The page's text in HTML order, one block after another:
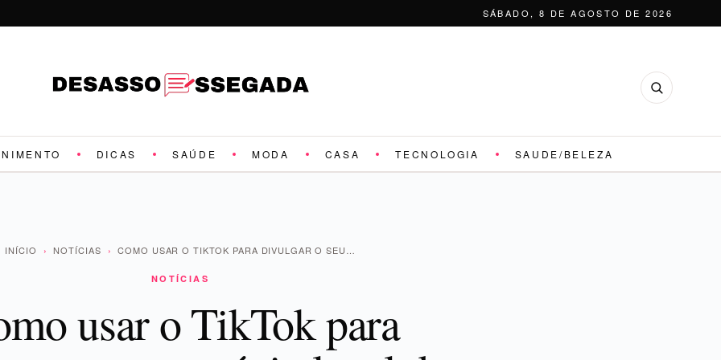
SÁBADO, 8 DE AGOSTO DE 2026
DICAS SAÚDE MODA CASA TECNOLOGIA SAUDE/BELEZA
INÍCIO › NOTÍCIAS › COMO USAR O TIKTOK PARA DIVULGAR O SEU…
NOTÍCIAS
usar o TikTok para